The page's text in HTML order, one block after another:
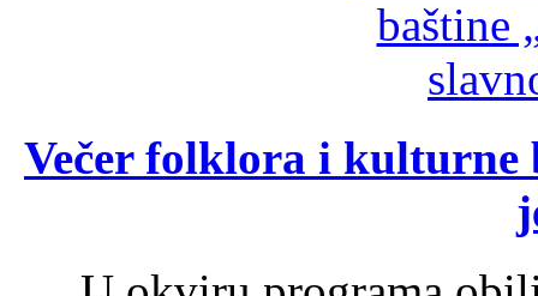
Večer folklora i kulturne